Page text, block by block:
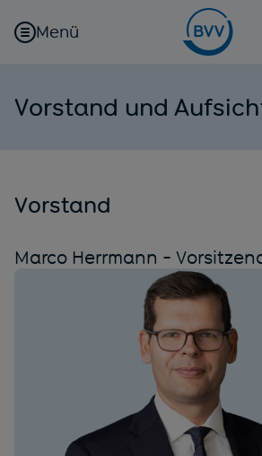
Menü
Vorstand und
Vorstand
Marco Herrmann -